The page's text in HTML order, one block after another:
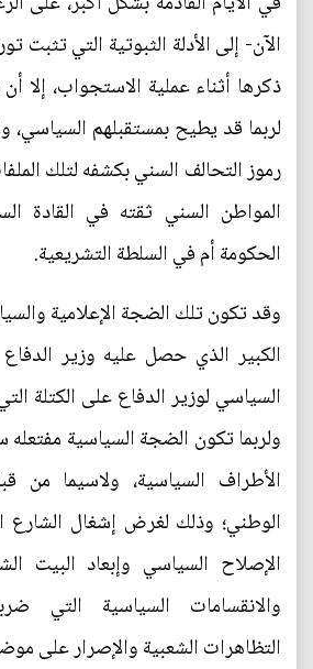
الآن- إلى الأدلة الثبوتية التي تثبت
ذكرها أثناء عملية الاستجواب، إلا أن
لربما قد يطيح بمستقبلهم
رموز التحالف السني بكشفه لتلك
المواطن السني ثقته في القادة
الحكومة أم في السلطة التشريعية.
وقد تكون تلك الضجة الإعلامية
الكبير الذي حصل عليه وزير
السياسي لوزير الدفاع على الكتلة
ولربما تكون الضجة السياسية
الأطراف السياسية، ولاسيما من
الوطني؛ وذلك لغرض إشغال
الإصلاح السياسي وإبعاد البيت
والانقسامات السياسية التي
التظاهرات الشعبية والإصرار على